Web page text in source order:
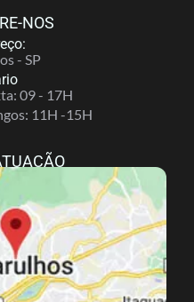
NOS
- SP
09 - 17H
11H -15H